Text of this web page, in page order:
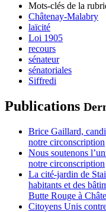
Mots-clés de la
Châtenay-Malabry
laïcité
Loi 1905
recours
sénateur
sénatoriales
Siffredi
Publications
Brice Gaillard,
notre circonscription
Nous soutenons
notre circonscription
La cité-jardin de
habitants et des
Butte Rouge à
Citoyens Unis